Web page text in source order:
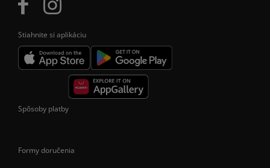
Stiahnite si aplikáciu
Spôsoby platby
Formy doručenia